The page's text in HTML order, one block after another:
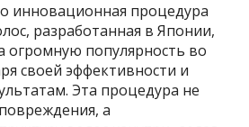
инновационная процедура
разработанная в Японии,
огромную популярность во
своей эффективности и
Эта процедура не
а